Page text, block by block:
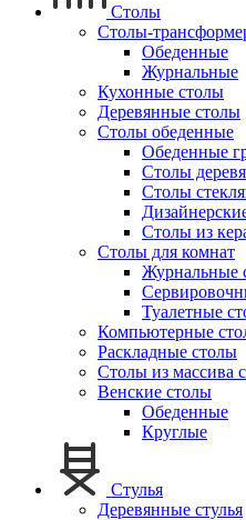
Столы
Столы-
Обеденные
Журнальные
Кухонные столы
Деревянные столы
Столы обеденные
Обеденные
Столы
Столы
Столы из
Столы для комнат
Журнальные
Туалетные
Компьютерные
Раскладные столы
Столы из массива
Венские столы
Обеденные
Круглые
Стулья
Деревянные стулья